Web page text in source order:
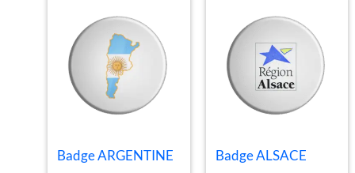
Badge ARGENTINE
prix :
€1.30
€4.50
produit
a
plusieurs
variations.
options
Badge ALSACE
prix :
€1.30
€4.50
produit
a
plusieurs
variations.
options